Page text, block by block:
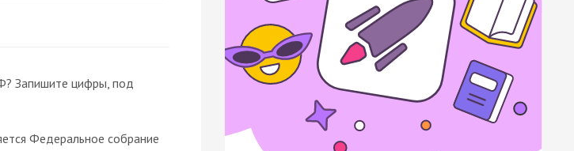
Запишите цифры, под
Федеральное собрание